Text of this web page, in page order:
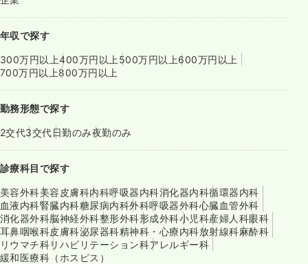
年収で探す
300万円以上400万円以上 500万円以上600万円以上
700万円以上800万円以上
勤務形態で探す
2交代3交代日勤のみ夜勤のみ
診療科目で探す
美容外科美容皮膚科内科呼吸器内科消化器内科循環器内科
血液内科腎臓内科糖尿病内科外科呼吸器外科心臓血管外科
消化器外科脳神経外科整形外科形成外科小児科産婦人科眼科
耳鼻咽喉科皮膚科泌尿器科精神科・心療内科放射線科麻酔科
リウマチ科リハビリテーション科アレルギー科
緩和医療科（ホスピス）